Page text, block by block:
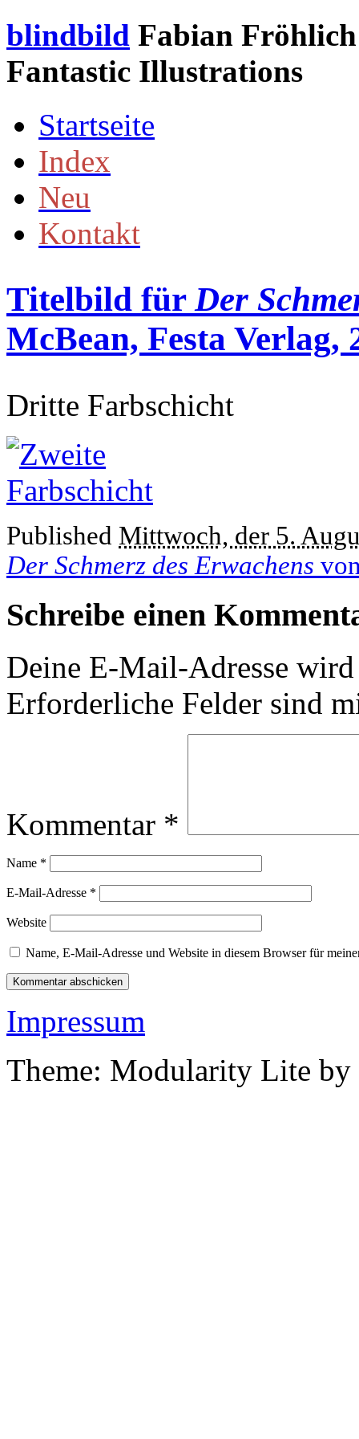
blindbild Fabian
Fantastic Illustrations
Startseite
Index
Neu
Kontakt
Titelbild fürDer
McBean, Festa Verlag,
Dritte Farbschicht
Published Mittwoch, der 5.
Der Schmerz des Erwachens
Schreibe einen
Deine E-Mail-Adresse
Erforderliche Felder sind
Kommentar *
Name *
E-Mail-Adresse *
Website
Name, E-Mail-Adresse und Website in diesem Browser für
Impressum
Theme: Modularity Lite by